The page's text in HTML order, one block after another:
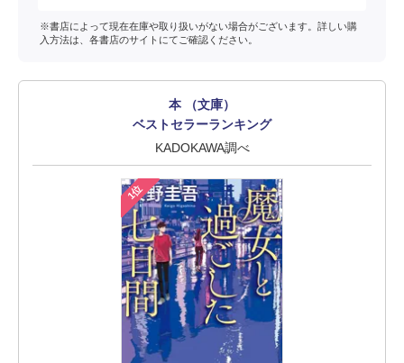
※書店によって現在在庫や取り扱いがない場合がございます。詳しい購
入方法は、各書店のサイトにてご確認ください。
本 （文庫）
ベストセラーランキング
KADOKAWA調べ
1位